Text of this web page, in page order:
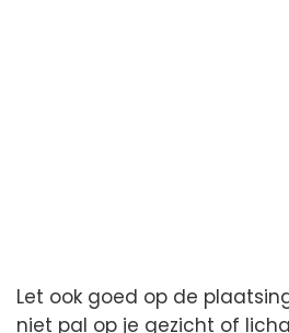
Let ook goed op de
niet pal op je gezicht of